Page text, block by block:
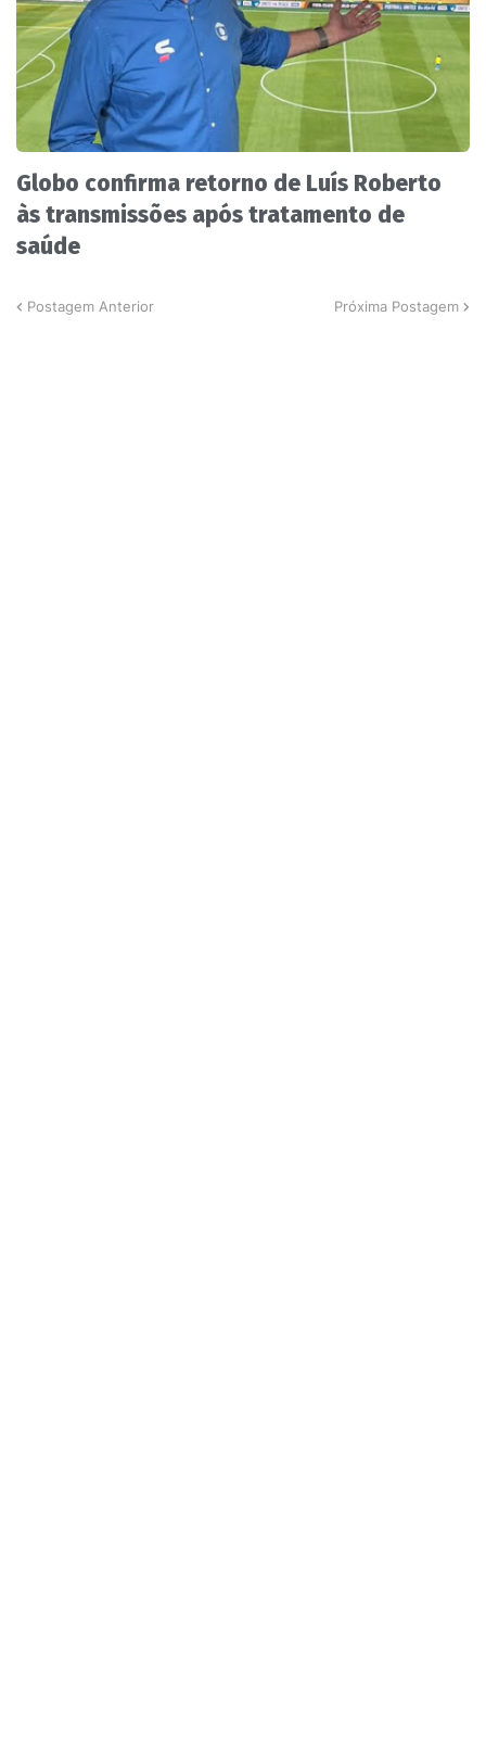
Globo confirma retorno de Luís Roberto
às transmissões após tratamento de
saúde
Postagem Anterior Próxima Postagem